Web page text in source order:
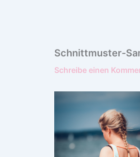
Schnittmuster-
Schreibe einen